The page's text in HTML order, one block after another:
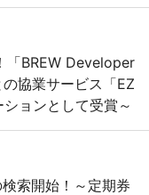
BREW Developer
協業サービス「EZ
ョンとして受賞～
索開始！～定期券